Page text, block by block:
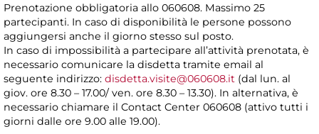
Prenotazione obbligatoria allo 060608. Massimo 25
partecipanti. In caso di disponibilità le persone possono
aggiungersi anche il giorno stesso sul posto.
In caso di impossibilità a partecipare all’attività prenotata, è
necessario comunicare la disdetta tramite email al
seguente indirizzo: disdetta.visite@060608.it (dal lun. al
giov. ore 8.30 – 17.00/ ven. ore 8.30 – 13.30). In alternativa, è
necessario chiamare il Contact Center 060608 (attivo tutti i
giorni dalle ore 9.00 alle 19.00).